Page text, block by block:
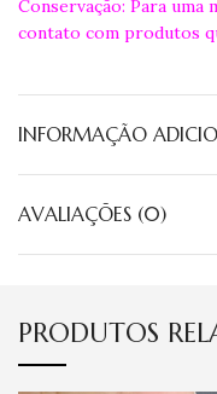
Conservação: Para
contato com produtos
INFORMAÇÃO
AVALIAÇÕES (0)
PRODUTOS